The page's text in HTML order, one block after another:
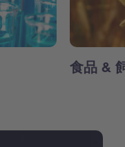
食品 &